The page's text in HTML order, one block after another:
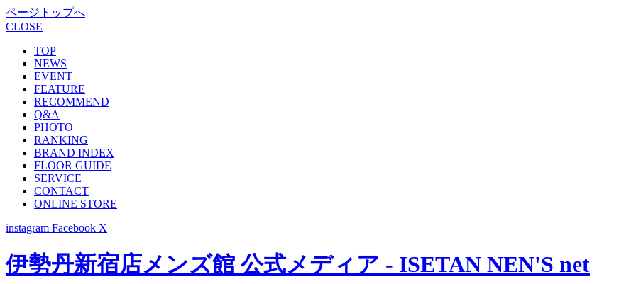
ページトップへ
CLOSE
TOP
NEWS
EVENT
FEATURE
RECOMMEND
Q&A
PHOTO
RANKING
BRAND INDEX
FLOOR GUIDE
SERVICE
CONTACT
ONLINE STORE
instagram Facebook X
伊勢丹新宿店メンズ館 公式メディア - ISETAN NEN'S net